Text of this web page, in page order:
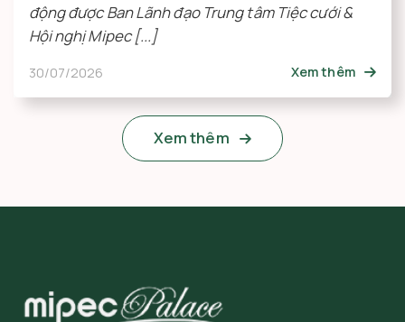
động được Ban Lãnh đạo Trung tâm Tiệc cưới &
Hội nghị Mipec [...]
30/07/2026 Xem thêm
Xem thêm